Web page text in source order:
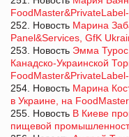
252. Новость Марина
Panel&Services, GfK
253. Новость Эмма
Канадско-Украинской
254. Новость Марина
в Украине, на
255. Новость В Киеве
пищевой